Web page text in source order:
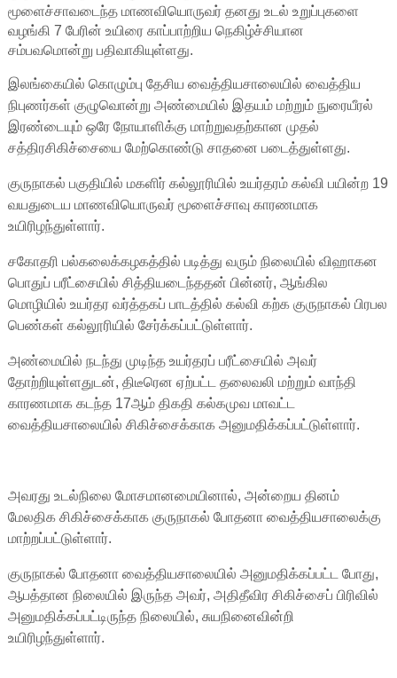
மூளைச்சாவடைந்த மாணவியொருவர் தனது உடல் உறுப்புகளை
வழங்கி 7 பேரின் உயிரை காப்பாற்றிய நெகிழ்ச்சியான
சம்பவமொன்று பதிவாகியுள்ளது.
இலங்கையில் கொழும்பு தேசிய வைத்தியசாலையில் வைத்திய
நிபுணர்கள் குழுவொன்று அண்மையில் இதயம் மற்றும் நுரையீரல்
இரண்டையும் ஒரே நோயாளிக்கு மாற்றுவதற்கான முதல்
சத்திரசிகிச்சையை மேற்கொண்டு சாதனை படைத்துள்ளது.
குருநாகல் பகுதியில் மகளிர் கல்லூரியில் உயர்தரம் கல்வி பயின்ற 19
வயதுடைய மாணவியொருவர் மூளைச்சாவு காரணமாக
உயிரிழந்துள்ளார்.
சகோதரி பல்கலைக்கழகத்தில் படித்து வரும் நிலையில் விஹாகன
பொதுப் பரீட்சையில் சித்தியடைந்ததன் பின்னர், ஆங்கில
மொழியில் உயர்தர வர்த்தகப் பாடத்தில் கல்வி கற்க குருநாகல் பிரபல
பெண்கள் கல்லூரியில் சேர்க்கப்பட்டுள்ளார்.
அண்மையில் நடந்து முடிந்த உயர்தரப் பரீட்சையில் அவர்
தோற்றியுள்ளதுடன், திடீரென ஏற்பட்ட தலைவலி மற்றும் வாந்தி
காரணமாக கடந்த 17ஆம் திகதி கல்கமுவ மாவட்ட
வைத்தியசாலையில் சிகிச்சைக்காக அனுமதிக்கப்பட்டுள்ளார்.
அவரது உடல்நிலை மோசமானமையினால், அன்றைய தினம்
மேலதிக சிகிச்சைக்காக குருநாகல் போதனா வைத்தியசாலைக்கு
மாற்றப்பட்டுள்ளார்.
குருநாகல் போதனா வைத்தியசாலையில் அனுமதிக்கப்பட்ட போது, ​​
ஆபத்தான நிலையில் இருந்த அவர், அதிதீவிர சிகிச்சைப் பிரிவில்
அனுமதிக்கப்பட்டிருந்த நிலையில், சுயநினைவின்றி
உயிரிழந்துள்ளார்.